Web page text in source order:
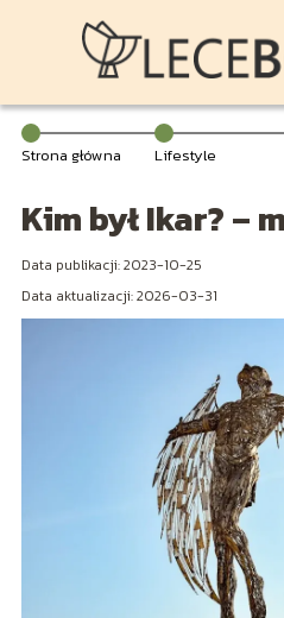
Strona główna Lifestyle
Kim był Ikar? –
Data publikacji: 2023-10-25
Data aktualizacji: 2026-03-31